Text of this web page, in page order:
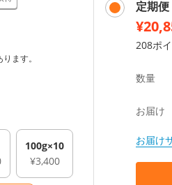
ます。
100g×10
¥3,400
定期便
208ポ
数量
お届け
お届け